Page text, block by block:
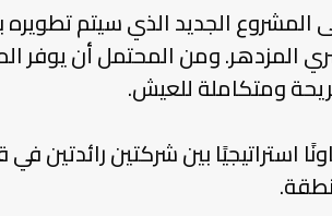
الجديد الذي سيتم تطويره
المزدهر. ومن المحتمل أن يوفر
ومتكاملة للعيش.
استراتيجيًا بين شركتين